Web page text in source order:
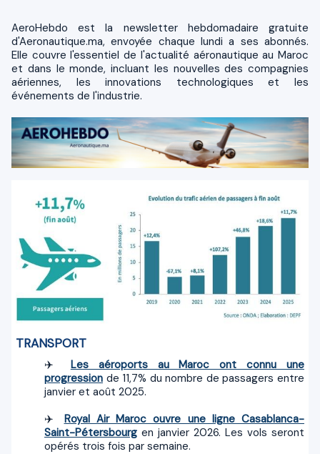
AeroHebdo est la newsletter hebdomadaire gratuite
d'Aeronautique.ma, envoyée chaque lundi a ses abonnés.
Elle couvre l'essentiel de l'actualité aéronautique au Maroc
et dans le monde, incluant les nouvelles des compagnies
aériennes, les innovations technologiques et les
événements de l'industrie.
TRANSPORT
Les aéroports au Maroc ont connu une
progression de 11,7% du nombre de passagers entre
janvier et août 2025.
✈️ Royal Air Maroc ouvre une ligne Casablanca-
Saint-Pétersbourg en janvier 2026. Les vols seront
opérés trois fois par semaine.